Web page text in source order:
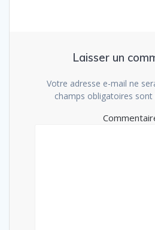
Laisser un
Votre adresse e-mail ne
champs obligatoires sont